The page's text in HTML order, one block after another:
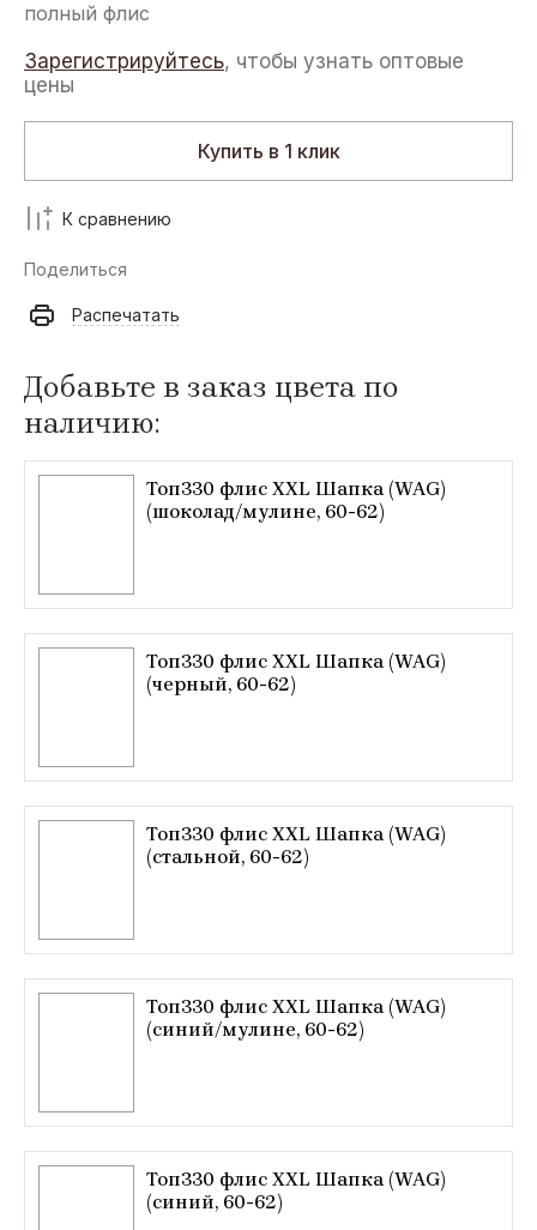
полный флис
Зарегистрируйтесь, чтобы узнать оптовые
цены
Купить в 1 клик
К сравнению
Поделиться
Распечатать
Добавьте в заказ цвета по
наличию:
Топ330 флис XXL Шапка (WAG)
(шоколад/мулине, 60-62)
Топ330 флис XXL Шапка (WAG)
(черный, 60-62)
Топ330 флис XXL Шапка (WAG)
(стальной, 60-62)
Топ330 флис XXL Шапка (WAG)
(синий/мулине, 60-62)
Топ330 флис XXL Шапка (WAG)
(синий, 60-62)